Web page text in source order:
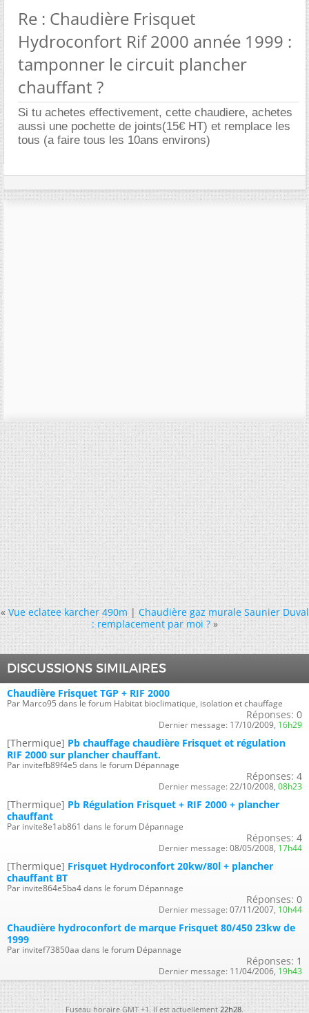
Re : Chaudière Frisquet
Hydroconfort Rif 2000 année 1999 :
tamponner le circuit plancher
chauffant ?
Si tu achetes effectivement, cette chaudiere, achetes
aussi une pochette de joints(15€ HT) et remplace les
tous (a faire tous les 10ans environs)
« Vue eclatee karcher 490m|Chaudière gaz murale Saunier Duval
: remplacement par moi ? »
DISCUSSIONS SIMILAIRES
Chaudière Frisquet TGP + RIF 2000
Par Marco95 dans le forum Habitat bioclimatique, isolation et chauffage
Réponses: 0
Dernier message: 17/10/2009, 16h29
[Thermique] Pb chauffage chaudière Frisquet et régulation
RIF 2000 sur plancher chauffant.
Par invitefb89f4e5 dans le forum Dépannage
Réponses: 4
Dernier message: 22/10/2008, 08h23
[Thermique] Pb Régulation Frisquet + RIF 2000 + plancher
chauffant
Par invite8e1ab861 dans le forum Dépannage
Réponses: 4
Dernier message: 08/05/2008, 17h44
[Thermique] Frisquet Hydroconfort 20kw/80l + plancher
chauffant BT
Par invite864e5ba4 dans le forum Dépannage
Réponses: 0
Dernier message: 07/11/2007, 10h44
Chaudière hydroconfort de marque Frisquet 80/450 23kw de
1999
Par invitef73850aa dans le forum Dépannage
Réponses: 1
Dernier message: 11/04/2006, 19h43
Fuseau horaire GMT +1. Il est actuellement22h28.